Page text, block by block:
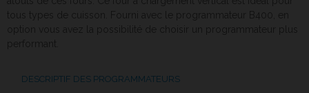
DESCRIPTIF DES PROGRAMMATEURS